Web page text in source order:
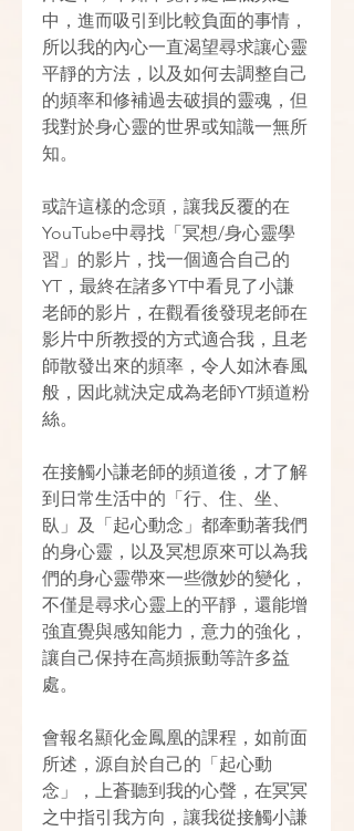
中，進而吸引到比較負面的事情，
所以我的內心一直渴望尋求讓心靈
平靜的方法，以及如何去調整自己
的頻率和修補過去破損的靈魂，但
我對於身心靈的世界或知識一無所
知。
或許這樣的念頭，讓我反覆的在
YouTube中尋找「冥想/身心靈學
習」的影片，找一個適合自己的
YT，最終在諸多YT中看見了小謙
老師的影片，在觀看後發現老師在
影片中所教授的方式適合我，且老
師散發出來的頻率，令人如沐春風
般，因此就決定成為老師YT頻道粉
絲。
在接觸小謙老師的頻道後，才了解
到日常生活中的「行、住、坐、
臥」及「起心動念」都牽動著我們
的身心靈，以及冥想原來可以為我
們的身心靈帶來一些微妙的變化，
不僅是尋求心靈上的平靜，還能增
強直覺與感知能力，意力的強化，
讓自己保持在高頻振動等許多益
處。
會報名顯化金鳳凰的課程，如前面
所述，源自於自己的「起心動
念」，上蒼聽到我的心聲，在冥冥
之中指引我方向，讓我從接觸小謙